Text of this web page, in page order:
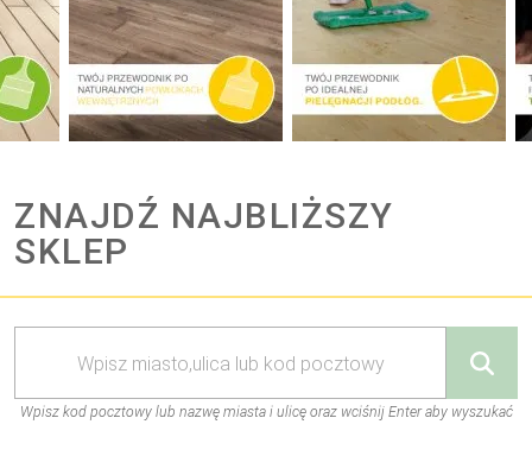
ZNAJDŹ NAJBLIŻSZY
SKLEP
Wpisz kod pocztowy lub nazwę miasta i ulicę oraz wciśnij Enter aby wyszukać